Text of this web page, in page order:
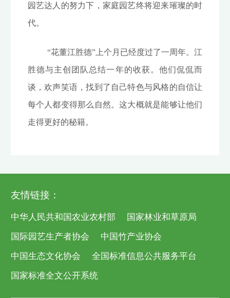
园艺达人的努力下，家庭园艺终将迎来璀璨的时
代。
“花董江胜德”上个月已经度过了一周年。江
胜德与主创团队总结一年的收获。他们侃侃而
谈，欢声笑语，找到了自己特色与风格的自信让
每个人都变得那么自然。这大概就是能够让他们
走得更好的秘籍。
友情链接：
中华人民共和国农业农村部
国家林业和草原局
国际园艺生产者协会
中国竹产业协会
中国生态文化协会
全国标准信息公共服务平台
国家标准全文公开系统